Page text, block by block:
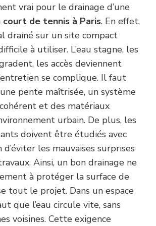
vrai pour le drainage d’une
de tennis à Paris. En effet,
drainé sur un site compact
à utiliser. L’eau stagne, les
les accès deviennent
se complique. Il faut
pente maîtrisée, un système
et des matériaux
urbain. De plus, les
doivent être étudiés avec
les mauvaises surprises
Ainsi, un bon drainage ne
à protéger la surface de
tout le projet. Dans un espace
que l’eau circule vite, sans
voisines. Cette exigence